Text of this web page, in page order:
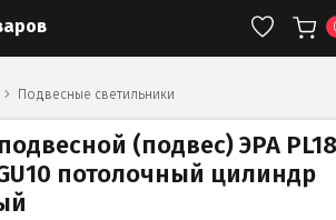
Подвесные светильники
(подвес) ЭРА PL18
потолочный цилиндр